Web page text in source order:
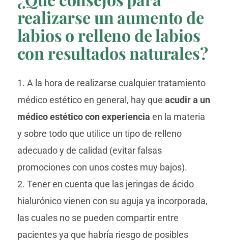
realizarse un aumento de
labios o relleno de labios
con resultados naturales?
1. A la hora de realizarse cualquier tratamiento
médico estético en general, hay que acudir a un
médico estético con experiencia en la materia
y sobre todo que utilice un tipo de relleno
adecuado y de calidad (evitar falsas
promociones con unos costes muy bajos).
2. Tener en cuenta que las jeringas de ácido
hialurónico vienen con su aguja ya incorporada,
las cuales no se pueden compartir entre
pacientes ya que habría riesgo de posibles